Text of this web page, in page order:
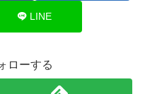
LINE
ローする